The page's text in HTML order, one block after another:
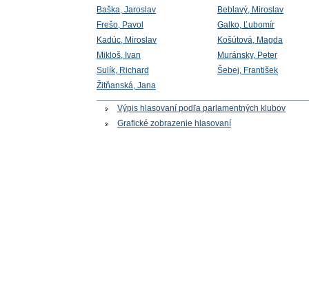
Baška, Jaroslav
Beblavý, Miroslav
Frešo, Pavol
Galko, Ľubomír
Kadúc, Miroslav
Košútová, Magda
Mikloš, Ivan
Muránsky, Peter
Sulík, Richard
Šebej, František
Žitňanská, Jana
Výpis hlasovaní podľa parlamentných klubov
Grafické zobrazenie hlasovaní